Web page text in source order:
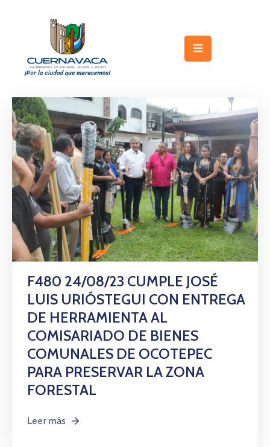
Gobierno
Turismo
Trámites
y
Servicios
Licitaciones
Transparencia
Directorio
F480 24/08/23 CUMPLE JOSÉ
LUIS URIÓSTEGUI CON ENTREGA
DE HERRAMIENTA AL
COMISARIADO DE BIENES
COMUNALES DE OCOTEPEC
PARA PRESERVAR LA ZONA
FORESTAL
Leer más